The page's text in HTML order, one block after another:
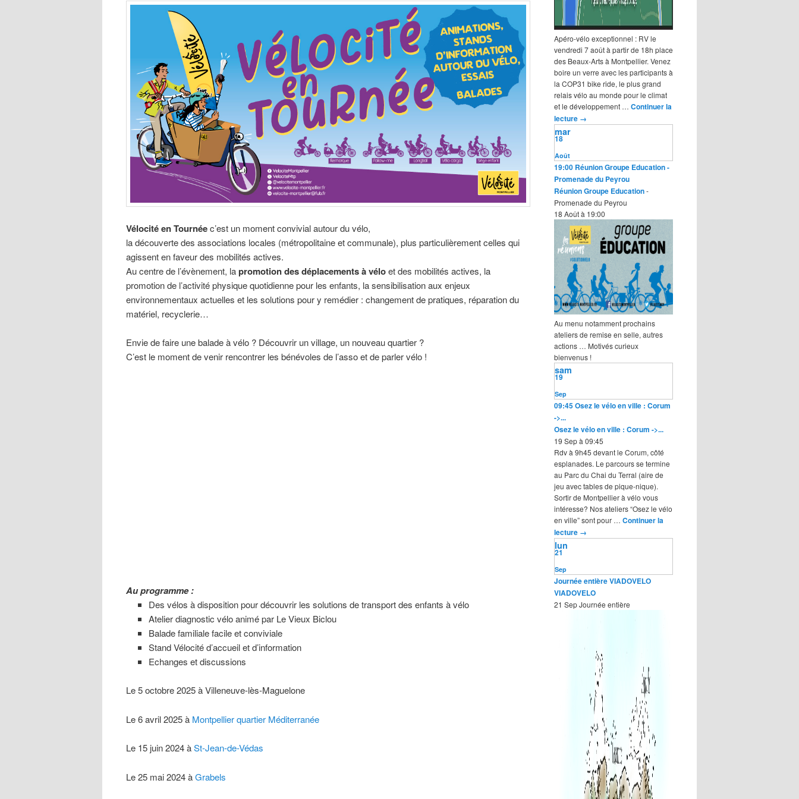
Vélocité en Tournéec’est un moment convivial autour du vélo,
la découverte des associations locales (métropolitaine et communale), plus particulièrement celles qui
agissent en faveur des mobilités actives.
Au centre de l’évènement, lapromotion des déplacements à véloet des mobilités actives, la
promotion de l’activité physique quotidienne pour les enfants, la sensibilisation aux enjeux
environnementaux actuelles et les solutions pour y remédier : changement de pratiques, réparation du
matériel, recyclerie…
Envie de faire une balade à vélo ? Découvrir un village, un nouveau quartier ?
C’est le moment de venir rencontrer les bénévoles de l’asso et de parler vélo !
Au programme :
Des vélos à disposition pour découvrir les solutions de transport des enfants à vélo
Atelier diagnostic vélo animé par Le Vieux Biclou
Balade familiale facile et conviviale
Stand Vélocité d’accueil et d’information
Echanges et discussions
Le 5 octobre 2025 à Villeneuve-lès-Maguelone
Le 6 avril 2025 à Montpellier quartier Méditerranée
Le 15 juin 2024 àSt-Jean-de-Védas
Le 25 mai 2024 àGrabels
Apéro-vélo exceptionnel : RV le
vendredi 7 août à partir de 18h place
des Beaux-Arts à Montpellier. Venez
boire un verre avec les participants à
la COP31 bike ride, le plus grand
relais vélo au monde pour le climat
et le développement … Continuer la
lecture →
Août
18
mar
19:00 Réunion Groupe Education-
Promenade du Peyrou
Réunion Groupe Education-
Promenade du Peyrou
18 Août à 19:00
Au menu notamment prochains
ateliers de remise en selle, autres
actions … Motivés curieux
bienvenus !
Sep
19
sam
09:45Osez le vélo en ville : Corum
->...
Osez le vélo en ville : Corum ->...
19 Sep à 09:45
Rdv à 9h45 devant le Corum, côté
esplanades. Le parcours se termine
au Parc du Chai du Terral (aire de
jeu avec tables de pique-nique).
Sortir de Montpellier à vélo vous
intéresse? Nos ateliers “Osez le vélo
en ville” sont pour … Continuer la
lecture →
Sep
21
lun
Journée entièreVIADOVELO
VIADOVELO
21 SepJournée entière